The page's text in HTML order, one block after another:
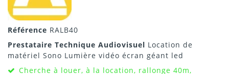
Référence RALB40
Prestataire Technique Audiovisuel Location de
matériel Sono Lumière vidéo écran géant led
Cherche à louer, à la location, rallonge 40m,